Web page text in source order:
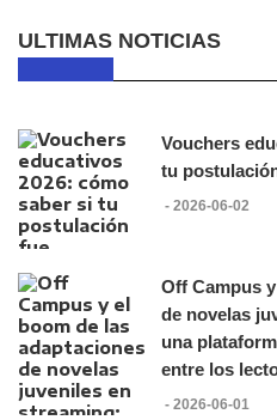
ULTIMAS NOTICIAS
Vouchers
tu
- 2026-06-02
Off Campus
de novelas
una
entre los
- 2026-06-01